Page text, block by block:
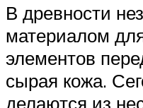
В древности
материалом
элементов
сырая кожа.
делаются из